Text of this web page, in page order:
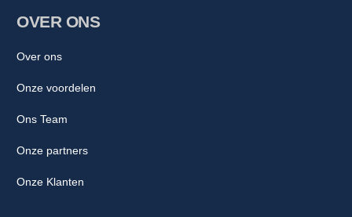
OVER ONS
Over ons
Onze voordelen
Ons Team
Onze partners
Onze Klanten